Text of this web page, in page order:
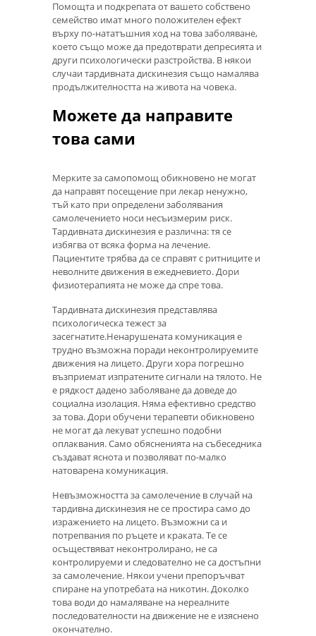
Помощта и подкрепата от вашето собствено
семейство имат много положителен ефект
върху по-нататъшния ход на това заболяване,
което също може да предотврати депресията и
други психологически разстройства. В някои
случаи тардивната дискинезия също намалява
продължителността на живота на човека.
Можете да направите
това сами
Мерките за самопомощ обикновено не могат
да направят посещение при лекар ненужно,
тъй като при определени заболявания
самолечението носи несъизмерим риск.
Тардивната дискинезия е различна: тя се
избягва от всяка форма на лечение.
Пациентите трябва да се справят с ритниците и
неволните движения в ежедневието. Дори
физиотерапията не може да спре това.
Тардивната дискинезия представлява
психологическа тежест за
засегнатите.Ненарушената комуникация е
трудно възможна поради неконтролируемите
движения на лицето. Други хора погрешно
възприемат изпратените сигнали на тялото. Не
е рядкост дадено заболяване да доведе до
социална изолация. Няма ефективно средство
за това. Дори обучени терапевти обикновено
не могат да лекуват успешно подобни
оплаквания. Само обясненията на събеседника
създават яснота и позволяват по-малко
натоварена комуникация.
Невъзможността за самолечение в случай на
тардивна дискинезия не се простира само до
изражението на лицето. Възможни са и
потрепвания по ръцете и краката. Те се
осъществяват неконтролирано, не са
контролируеми и следователно не са достъпни
за самолечение. Някои учени препоръчват
спиране на употребата на никотин. Доколко
това води до намаляване на нереалните
последователности на движение не е изяснено
окончателно.